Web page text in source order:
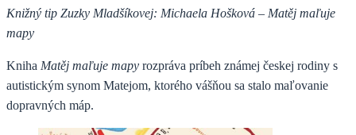
Knižný tip Zuzky Mladšíkovej: Michaela Hošková – Matěj maľuje
mapy
Kniha Matěj maľuje mapy rozpráva príbeh známej českej rodiny s
autistickým synom Matejom, ktorého vášňou sa stalo maľovanie
dopravných máp.